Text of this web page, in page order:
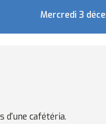
Mercredi 3
d'une cafétéria.